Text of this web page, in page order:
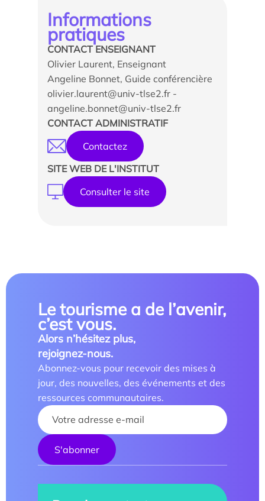
Informations
pratiques
CONTACT ENSEIGNANT
Olivier Laurent, Enseignant
Angeline Bonnet, Guide conférencière
olivier.laurent@univ-tlse2.fr -
angeline.bonnet@univ-tlse2.fr
CONTACT ADMINISTRATIF
Contactez
SITE WEB DE L'INSTITUT
Consulter le site
Le tourisme a de l’avenir,
c’est vous.
Alors n’hésitez plus,
rejoignez-nous.
Abonnez-vous pour recevoir des mises à
jour, des nouvelles, des événements et des
ressources communautaires.
Your name :